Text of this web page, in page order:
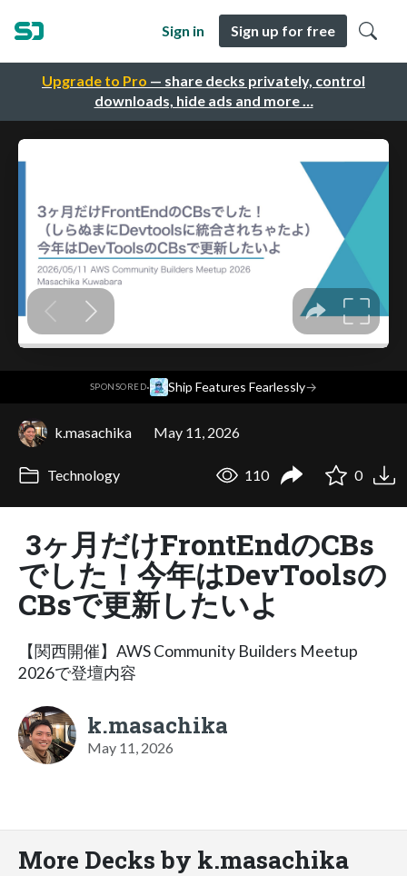
Upgrade to Pro — share decks privately, control
downloads, hide ads and more …
Sign in Sign up for free
SPONSORED· Ship Features Fearlessly→
k.masachika May 11, 2026
Technology 110 0
3ヶ月だけFrontEndのCBs
でした！今年はDevToolsの
CBsで更新したいよ
【関西開催】AWS Community Builders Meetup
2026で登壇内容
k.masachika
May 11, 2026
More Decks by k.masachika